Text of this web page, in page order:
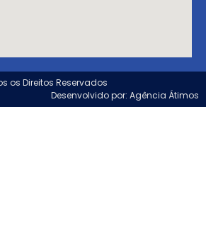
os Direitos Reservados
Desenvolvido por: Agência Átimos